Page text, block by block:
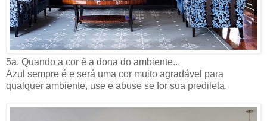
5a. Quando a cor é a dona do ambiente...
Azul sempre é e será uma cor muito agradável para
qualquer ambiente, use e abuse se for sua predileta.